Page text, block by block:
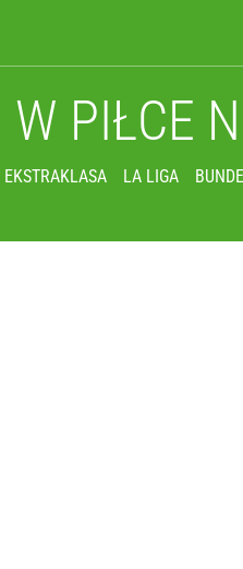
W PIŁCE
EKSTRAKLASA LA LIGA